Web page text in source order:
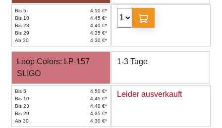
Bis 5
4,50 €*
Bis 10
4,45 €*
Bis 23
4,40 €*
Bis 29
4,35 €*
Ab 30
4,30 €*
Loop Colors: LP-157
SLIGO
1-3 Tage
Bis 5
4,50 €*
Bis 10
4,45 €*
Bis 23
4,40 €*
Bis 29
4,35 €*
Ab 30
4,30 €*
Leider ausverkauft